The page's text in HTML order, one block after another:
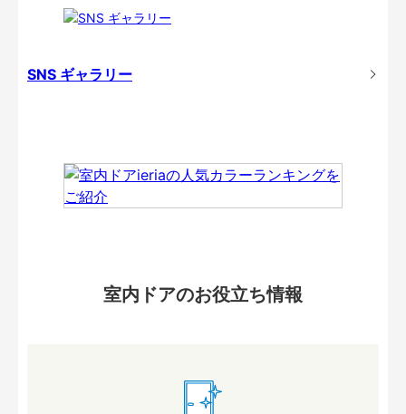
SNS ギャラリー
室内ドアのお役立ち情報